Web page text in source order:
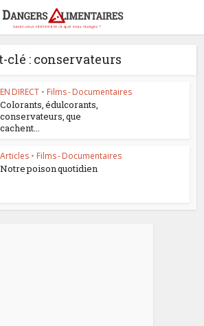
clé : conservateurs
EN DIRECT • Films - Documentaires
Colorants, édulcorants,
conservateurs, que
cachent...
Articles • Films - Documentaires
Notre poison quotidien